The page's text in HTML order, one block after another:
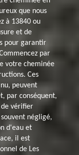
que nous
à 13840 ou
et de
pour garantir
par
votre cheminée
Ces
peuvent
par conséquent,
de vérifier
négligé,
d'eau et
il est
de Les